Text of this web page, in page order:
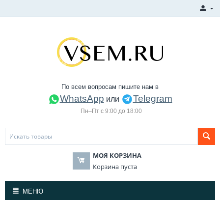
По всем вопросам пишите нам в
WhatsApp или Telegram
Пн–Пт с 9:00 до 18:00
МОЯ КОРЗИНА
Корзина пуста
МЕНЮ